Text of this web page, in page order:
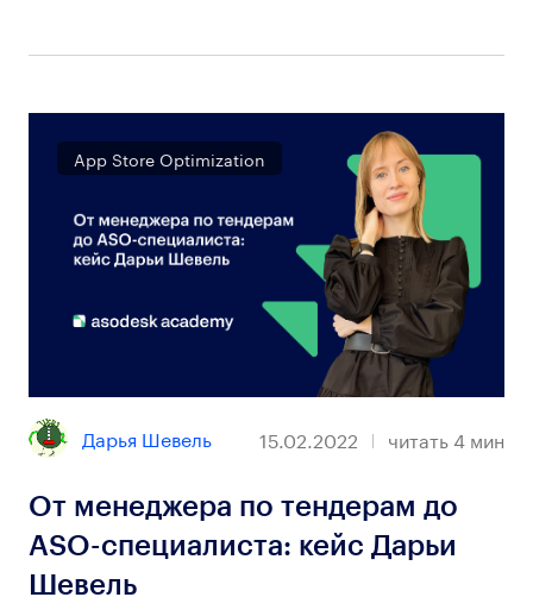
App Store Optimization
Дарья Шевель 15.02.2022 читать4 мин
От менеджера по тендерам до
ASO-специалиста: кейс Дарьи
Шевель